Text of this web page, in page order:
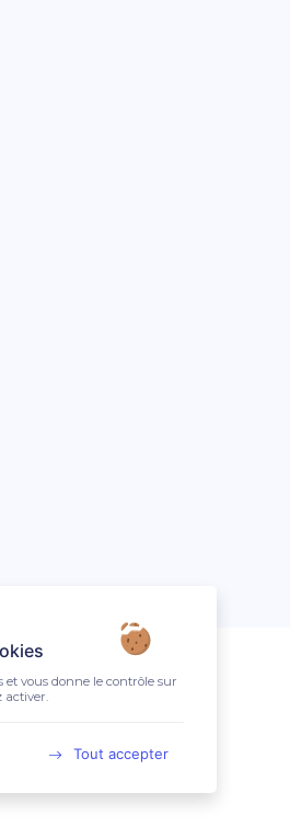
et vous donne le contrôle sur
activer.
Tout accepter